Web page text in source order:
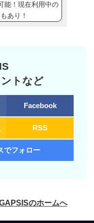
能！現在利用中の
あり！
トなど
Facebook
RSS
でフォロー
のホームへ